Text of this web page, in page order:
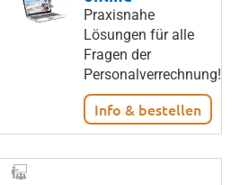
Praxisnahe
Lösungen für alle
Fragen der
Personalverrechnung!
Info & bestellen